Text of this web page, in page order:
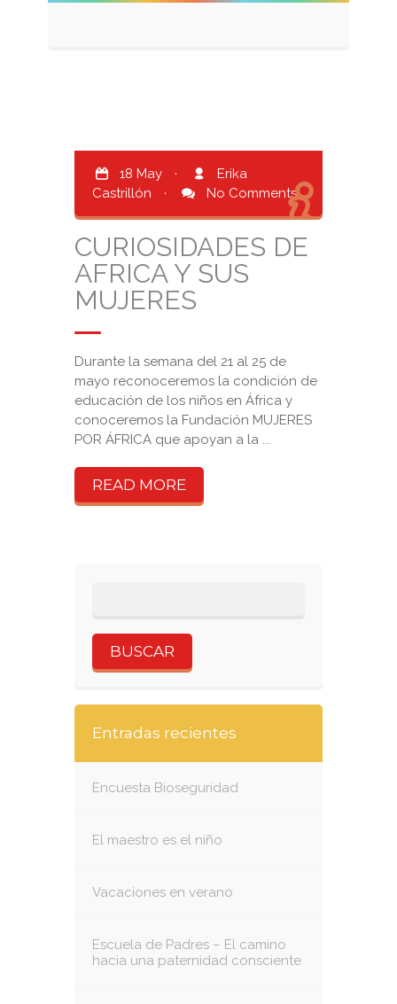
18 May ·
Erika
Castrillón
· No Comments
CURIOSIDADES DE
AFRICA Y SUS
MUJERES
Durante la semana del 21 al 25 de
mayo reconoceremos la condición de
educación de los niños en África y
conoceremos la Fundación MUJERES
POR ÁFRICA que apoyan a la ...
READ MORE
Entradas recientes
Encuesta Bioseguridad
El maestro es el niño
Vacaciones en verano
Escuela de Padres – El camino
hacia una paternidad consciente